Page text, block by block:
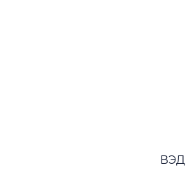
ВЭД
периоды повышенной
могут сдвигаться, так как весь
транспорт будут заняты
Второе правило относится к
Помните, что в сезон высокого
возможно будет выше. За
обратиться к менеджерам